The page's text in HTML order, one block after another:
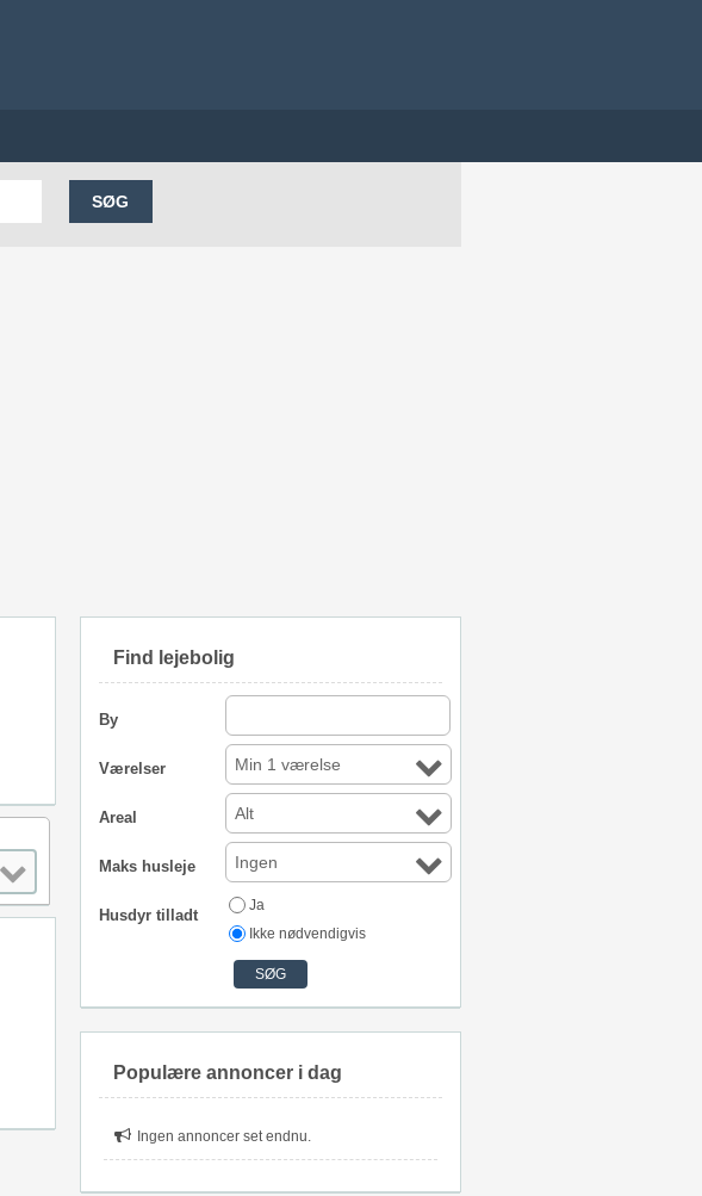
SØG
Find lejebolig
By
Værelser Min 1 værelse
Areal Alt
Maks husleje Ingen
Husdyr tilladt
Ja
Ikke nødvendigvis
Populære annoncer i dag
Ingen annoncer set endnu.